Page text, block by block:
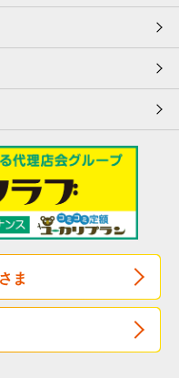
金供与および拡散金融防止
ま